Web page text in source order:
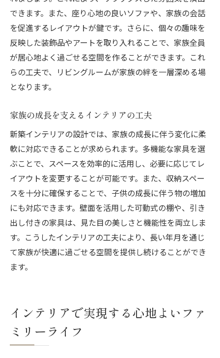
できます。また、座り心地の良いソファや、家族の会話
を促進するレイアウトが鍵です。さらに、個々の趣味を
反映した装飾品やアートを取り入れることで、家族全員
が居心地よく過ごせる空間を作ることができます。これ
らの工夫で、リビングルームが家族の絆を一層深める場
となります。
家族の成長を支えるインテリアの工夫
新築インテリアの設計では、家族の成長に伴う変化に柔
軟に対応できることが求められます。多機能な家具を選
ぶことで、スペースを効率的に活用し、必要に応じてレ
イアウトを変更することが可能です。また、収納スペー
スを十分に確保することで、子供の成長に伴う物の増加
にも対応できます。壁面を活用した可動式の棚や、引き
出し付きの家具は、見た目の美しさと機能性を両立しま
す。こうしたインテリアの工夫により、長い年月を通じ
て家族が快適に過ごせる空間を提供し続けることができ
ます。
インテリアで実現する心地よいファ
ミリーライフ